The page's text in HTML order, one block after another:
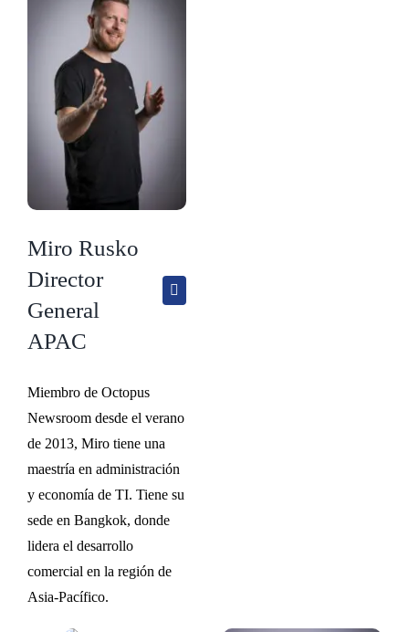
Miro Rusko
Director
General
APAC
Miembro de Octopus
Newsroom desde el verano
de 2013, Miro tiene una
maestría en administración
y economía de TI. Tiene su
sede en Bangkok, donde
lidera el desarrollo
comercial en la región de
Asia-Pacífico.